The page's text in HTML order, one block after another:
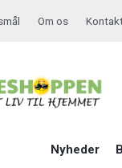
Om os
Nyheder